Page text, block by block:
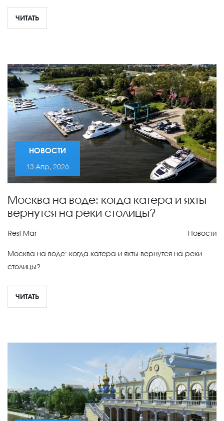
ЧИТАТЬ
НОВОСТИ
13 Апр, 2026
Москва на воде: когда катера и яхты
вернутся на реки столицы?
Rest Mar Новости
Москва на воде: когда катера и яхты вернутся на реки
столицы?
ЧИТАТЬ